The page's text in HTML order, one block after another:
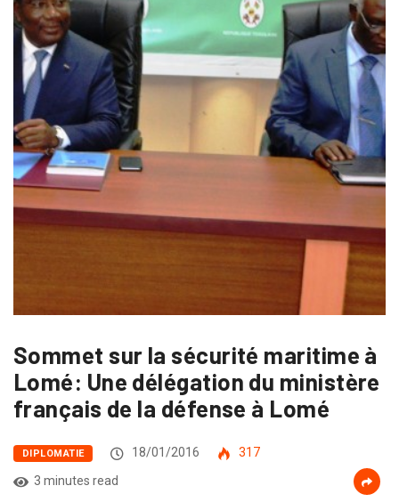
Sommet sur la sécurité maritime à
Lomé: Une délégation du ministère
français de la défense à Lomé
DIPLOMATIE 18/01/2016
317
3 minutes read